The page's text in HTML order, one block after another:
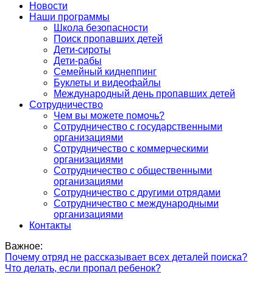
Новости
Наши программы
Школа безопасности
Поиск пропавших детей
Дети-сироты
Дети-рабы
Семейный киднеппинг
Буклеты и видеофайлы
Международный день пропавших детей
Сотрудничество
Чем вы можете помочь?
Сотрудничество с государственными
организациями
Сотрудничество с коммерческими
организациями
Сотрудничество с общественными
организациями
Сотрудничество с другими отрядами
Сотрудничество с международными
организациями
Контакты
Важное:
Почему отряд не рассказывает всех деталей поиска?
Что делать, если пропал ребенок?